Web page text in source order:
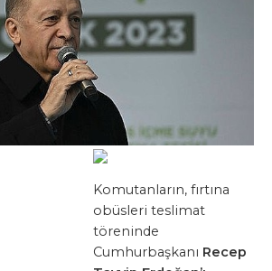
Komutanların, fırtına
obüsleri teslimat
töreninde
Cumhurbaşkanı Recep